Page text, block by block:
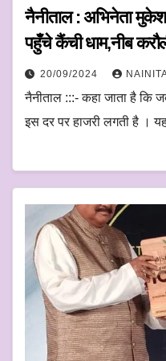
नैनीताल : अभिनेता मुकेश
पहुँचे कैंची धाम,नीब
20/09/2024
नैनीताल :::- कहा जाता है कि
इस दर पर हाजरी लगती है ।